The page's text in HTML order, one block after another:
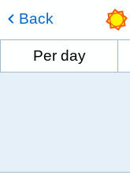
Back
Per day